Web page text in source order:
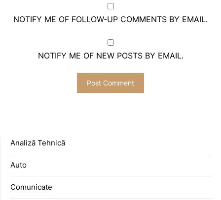
NOTIFY ME OF FOLLOW-UP COMMENTS BY EMAIL.
NOTIFY ME OF NEW POSTS BY EMAIL.
Analiză Tehnică
Auto
Comunicate